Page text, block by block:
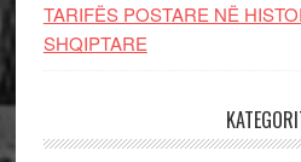
TARIFËS POSTARE NË
SHQIPTARE